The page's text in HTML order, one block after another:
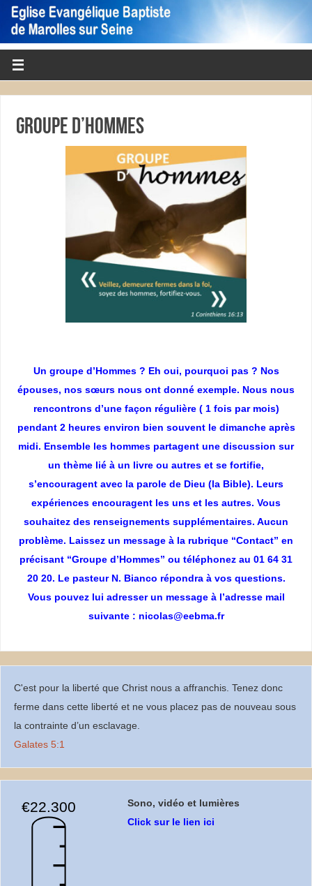
Groupe d’Hommes
Un groupe d’Hommes ? Eh oui, pourquoi pas ? Nos
épouses, nos sœurs nous ont donné exemple. Nous nous
rencontrons d’une façon régulière ( 1 fois par mois)
pendant 2 heures environ bien souvent le dimanche après
midi. Ensemble les hommes partagent une discussion sur
un thème lié à un livre ou autres et se fortifie,
s’encouragent avec la parole de Dieu (la Bible). Leurs
expériences encouragent les uns et les autres. Vous
souhaitez des renseignements supplémentaires. Aucun
problème. Laissez un message à la rubrique “Contact” en
précisant “Groupe d’Hommes” ou téléphonez au 01 64 31
20 20. Le pasteur N. Bianco répondra à vos questions.
Vous pouvez lui adresser un message à l’adresse mail
suivante : nicolas@eebma.fr
C'est pour la liberté que Christ nous a affranchis. Tenez donc
ferme dans cette liberté et ne vous placez pas de nouveau sous
la contrainte d’un esclavage.
Galates 5:1
€22.300
Sono, vidéo et lumières
Click sur le lien ici